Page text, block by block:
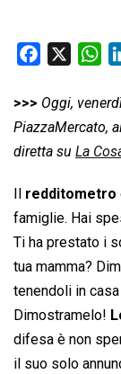
c
e
b
o
k
W
a
t
s
p
p
>>> Oggi,
PiazzaMercato,
diretta su La
redditometro
famiglie. Hai
Ti ha prestato i
tua mamma?
tenendoli in
Dimostramelo!
difesa è non
il suo solo